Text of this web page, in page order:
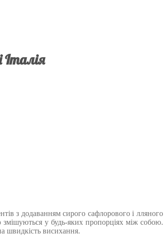
Італія
з додаванням сирого сафлорового і лляного
змішуються у будь-яких пропорціях між собою.
швидкість висихання.